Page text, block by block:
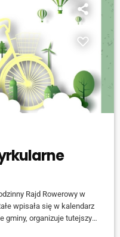
Rajd Rowerowy w
wpisała się w kalendarz
gminy, organizuje tutejszy
się w sobotę 7 czerwca,